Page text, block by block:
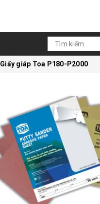
Giấy giáp Toa P180-P2000